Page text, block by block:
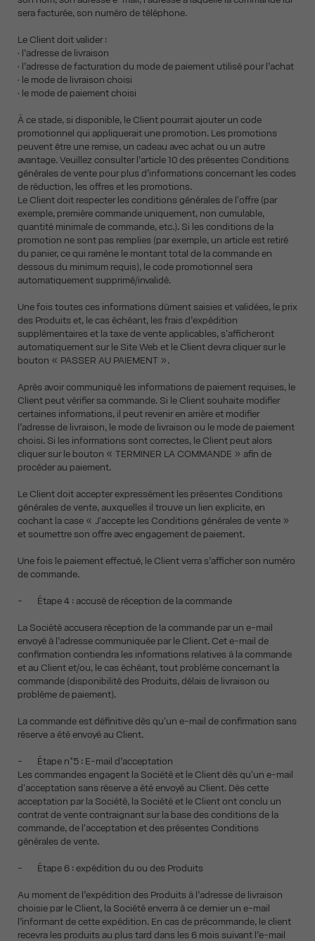
sera facturée, son numéro de téléphone.
Le Client doit valider :
• l’adresse de livraison
• l’adresse de facturation du mode de paiement utilisé pour l’achat
• le mode de livraison choisi
• le mode de paiement choisi
À ce stade, si disponible, le Client pourrait ajouter un code
promotionnel qui appliquerait une promotion. Les promotions
peuvent être une remise, un cadeau avec achat ou un autre
avantage. Veuillez consulter l’article 10 des présentes Conditions
générales de vente pour plus d’informations concernant les codes
de réduction, les offres et les promotions.
Le Client doit respecter les conditions générales de l'offre (par
exemple, première commande uniquement, non cumulable,
quantité minimale de commande, etc.). Si les conditions de la
promotion ne sont pas remplies (par exemple, un article est retiré
du panier, ce qui ramène le montant total de la commande en
dessous du minimum requis), le code promotionnel sera
automatiquement supprimé/invalidé.
Une fois toutes ces informations dûment saisies et validées, le prix
des Produits et, le cas échéant, les frais d’expédition
supplémentaires et la taxe de vente applicables, s'afficheront
automatiquement sur le Site Web et le Client devra cliquer sur le
bouton « PASSER AU PAIEMENT ».
Après avoir communiqué les informations de paiement requises, le
Client peut vérifier sa commande. Si le Client souhaite modifier
certaines informations, il peut revenir en arrière et modifier
l’adresse de livraison, le mode de livraison ou le mode de paiement
choisi. Si les informations sont correctes, le Client peut alors
cliquer sur le bouton « TERMINER LA COMMANDE » afin de
procéder au paiement.
Le Client doit accepter expressément les présentes Conditions
générales de vente, auxquelles il trouve un lien explicite, en
cochant la case « J'accepte les Conditions générales de vente »
et soumettre son offre avec engagement de paiement.
Une fois le paiement effectué, le Client verra s’afficher son numéro
de commande.
- Étape 4 : accusé de réception de la commande
La Société accusera réception de la commande par un e-mail
envoyé à l’adresse communiquée par le Client. Cet e-mail de
confirmation contiendra les informations relatives à la commande
et au Client et/ou, le cas échéant, tout problème concernant la
commande (disponibilité des Produits, délais de livraison ou
problème de paiement).
La commande est définitive dès qu'un e-mail de confirmation sans
réserve a été envoyé au Client.
- Étape n°5 : E-mail d’acceptation
Les commandes engagent la Société et le Client dès qu'un e-mail
d'acceptation sans réserve a été envoyé au Client. Dès cette
acceptation par la Société, la Société et le Client ont conclu un
contrat de vente contraignant sur la base des conditions de la
commande, de l'acceptation et des présentes Conditions
générales de vente.
- Étape 6 : expédition du ou des Produits
Au moment de l’expédition des Produits à l’adresse de livraison
choisie par le Client, la Société enverra à ce dernier un e-mail
l’informant de cette expédition. En cas de précommande, le client
recevra les produits au plus tard dans les 6 mois suivant l’e-mail